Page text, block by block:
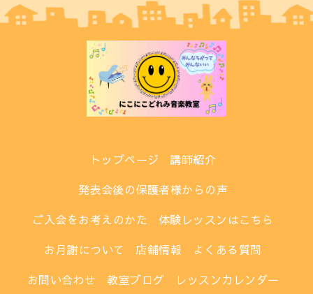
トップページ
講師紹介
発表会後の保護者様からの声
ご入会をお考えのかた
体験レッスンはこちら
お月謝について
店舗情報
よくある質問
お問い合わせ
教室ブログ レッスンカレンダー